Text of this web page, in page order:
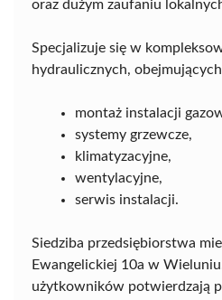
oraz dużym zaufaniu
Specjalizuje się w
hydraulicznych,
montaż instalacji
systemy grzewcze,
klimatyzacyjne,
wentylacyjne,
serwis instalacji.
Siedziba przedsiębiorstwa
Ewangelickiej 10a w
użytkowników potwierdzają